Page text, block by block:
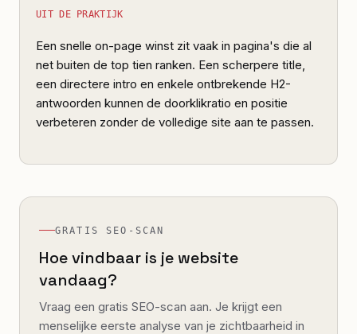
UIT DE PRAKTIJK
Een snelle on-page winst zit vaak in pagina's die al
net buiten de top tien ranken. Een scherpere title,
een directere intro en enkele ontbrekende H2-
antwoorden kunnen de doorklikratio en positie
verbeteren zonder de volledige site aan te passen.
GRATIS SEO-SCAN
Hoe vindbaar is je website
vandaag?
Vraag een gratis SEO-scan aan. Je krijgt een
menselijke eerste analyse van je zichtbaarheid in